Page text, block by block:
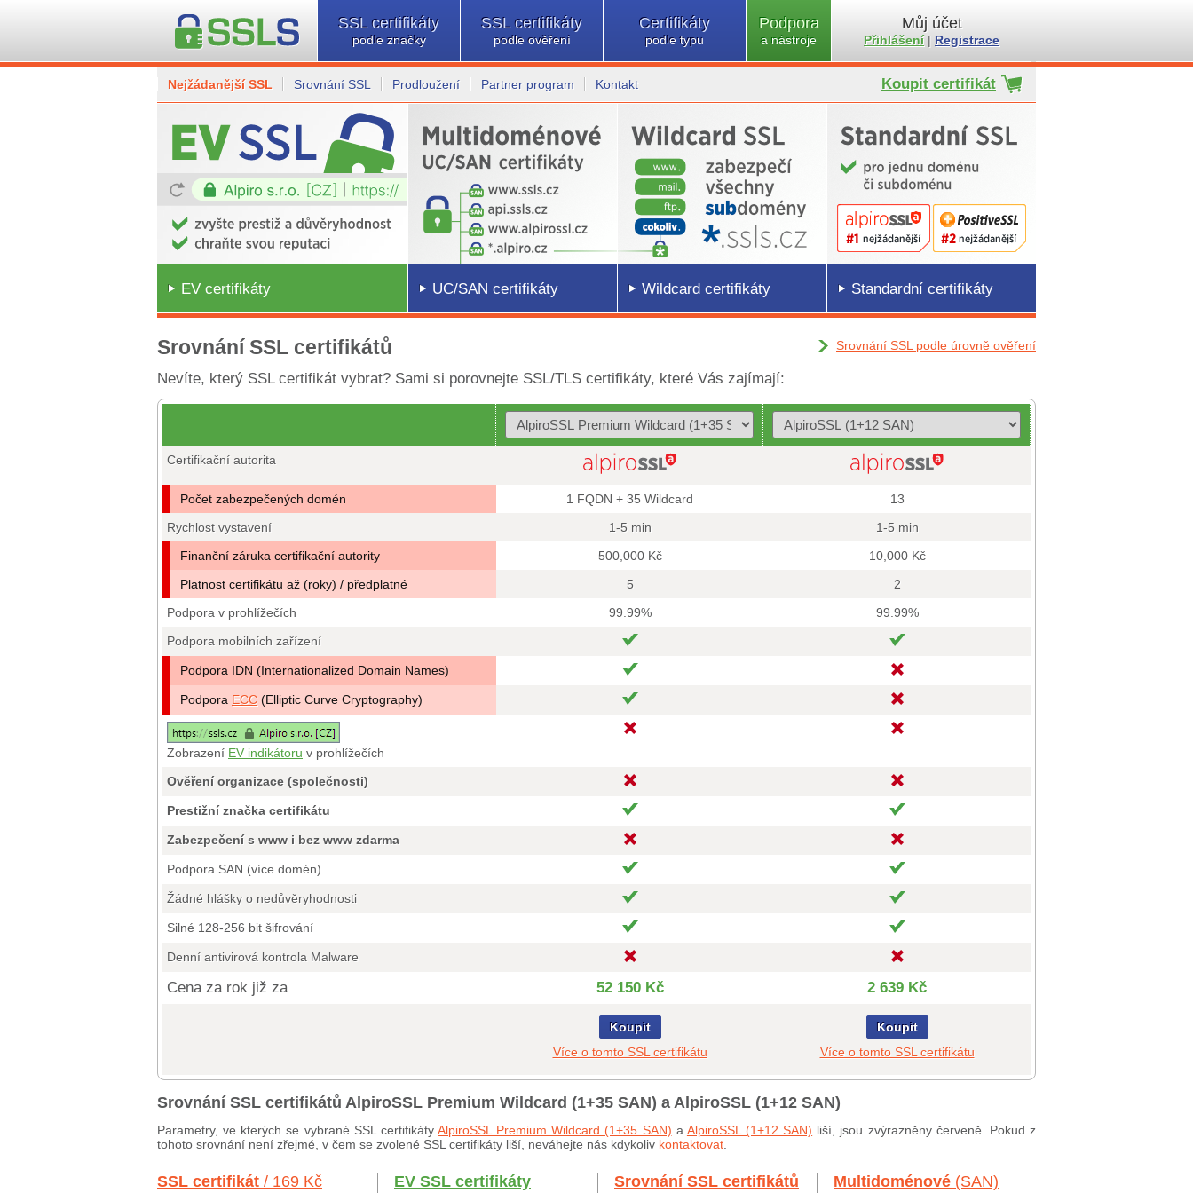
SSL certifikáty
podle značky
SSL certifikáty
podle ověření
Certifikáty
podle typu
Podpora
a nástroje
Můj účet
Přihlášení| Registrace
Nejžádanější SSL Srovnání SSL Prodloužení Partner program Kontakt Koupit certifikát
EV certifikáty UC/SAN certifikáty Wildcard certifikáty Standardní certifikáty
Srovnání SSL certifikátů Srovnání SSL podle úrovně ověření
Nevíte, který SSL certifikát vybrat? Sami si porovnejte SSL/TLS certifikáty, které Vás zajímají:
Certifikační autorita
Počet zabezpečených domén 1 FQDN + 35 Wildcard
13
Rychlost vystavení
1-5 min
1-5 min
Finanční záruka certifikační autority
500,000 Kč
10,000 Kč
Platnost certifikátu až (roky) / předplatné
5
2
Podpora v prohlížečích
99.99%
99.99%
Podpora mobilních zařízení
Podpora IDN (Internationalized Domain Names)
Podpora ECC (Elliptic Curve Cryptography)
Zobrazení EV indikátoru v prohlížečích
Ověření organizace (společnosti)
Prestižní značka certifikátu
Zabezpečení s www i bez www zdarma
Podpora SAN (více domén)
Žádné hlášky o nedůvěryhodnosti
Silné 128-256 bit šifrování
Denní antivirová kontrola Malware
Cena za rok již za 52 150 Kč 2 639 Kč
Koupit
Více o tomto SSL certifikátu
Koupit
Více o tomto SSL certifikátu
Srovnání SSL certifikátů AlpiroSSL Premium Wildcard (1+35 SAN) a AlpiroSSL (1+12 SAN)
Parametry, ve kterých se vybrané SSL certifikáty AlpiroSSL Premium Wildcard (1+35 SAN) a AlpiroSSL (1+12 SAN) liší, jsou zvýrazněny červeně. Pokud z
tohoto srovnání není zřejmé, v čem se zvolené SSL certifikáty liší, neváhejte nás kdykoliv kontaktovat
SSL certifikát / 169 Kč EV SSL certifikáty Srovnání SSL certifikátů Multidoménové (SAN)